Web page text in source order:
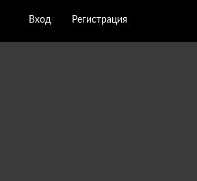
Вход Регистрация